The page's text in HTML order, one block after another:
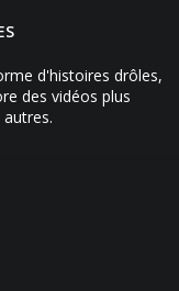
d'histoires drôles,
des vidéos plus